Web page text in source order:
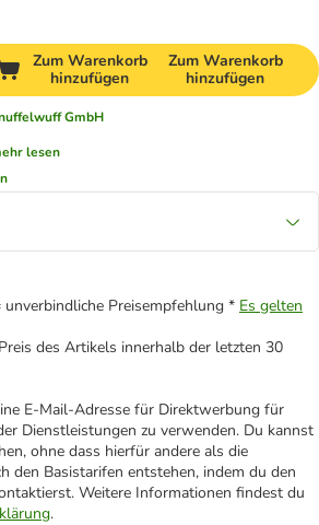
Zum Warenkorb
hinzufügen
Zum Warenkorb
hinzufügen
GmbH
lesen
Preisempfehlung * Es gelten
des Artikels innerhalb der letzten 30
E-Mail-Adresse für Direktwerbung für
Dienstleistungen zu verwenden. Du kannst
ohne dass hierfür andere als die
den Basistarifen entstehen, indem du den
Weitere Informationen findest du
.